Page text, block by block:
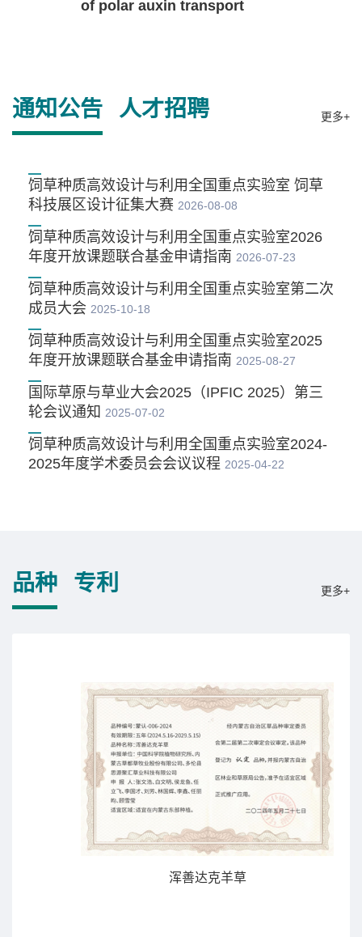
of polar auxin transport
通知公告 更多+
人才招聘
饲草种质高效设计与利用全国重点实验室 饲草
科技展区设计征集大赛 2026-08-08
饲草种质高效设计与利用全国重点实验室2026
年度开放课题联合基金申请指南 2026-07-23
饲草种质高效设计与利用全国重点实验室第二次
成员大会 2025-10-18
饲草种质高效设计与利用全国重点实验室2025
年度开放课题联合基金申请指南 2025-08-27
国际草原与草业大会2025（IPFIC 2025）第三
轮会议通知 2025-07-02
饲草种质高效设计与利用全国重点实验室2024-
2025年度学术委员会会议议程 2025-04-22
品种 更多+
专利
浑善达克羊草